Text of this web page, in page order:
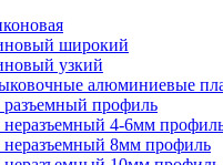
широкий
узкий
алюминиевые
профиль
4-6мм
8мм профиль